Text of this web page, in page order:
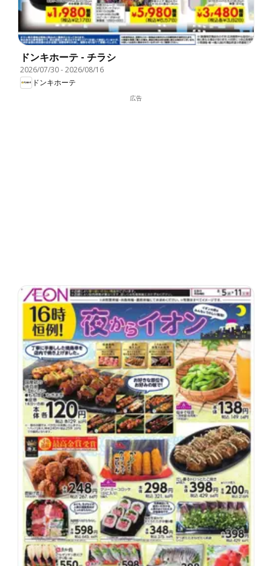
ドンキホーテ - チラシ
2026/07/30-2026/08/16
ドンキホーテ
広告